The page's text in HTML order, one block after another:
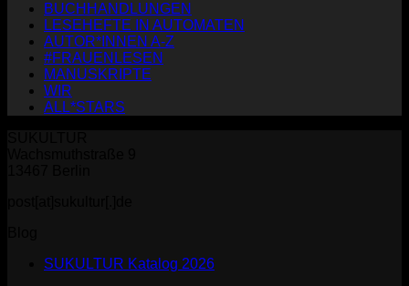
BUCHHANDLUNGEN
LESEHEFTE IN AUTOMATEN
AUTOR*INNEN A-Z
#FRAUENLESEN
MANUSKRIPTE
WIR
ALL*STARS
SUKULTUR Katalog 2026